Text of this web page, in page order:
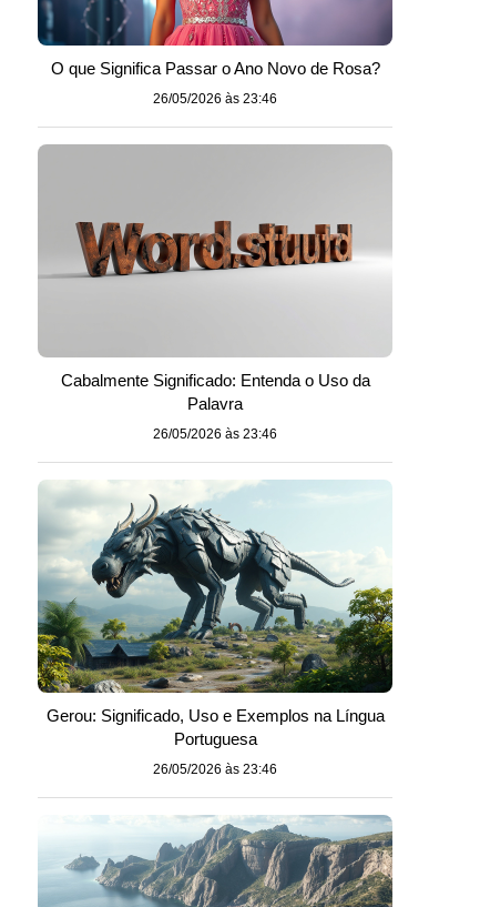
O que Significa Passar o Ano Novo de Rosa?
26/05/2026 às 23:46
Cabalmente Significado: Entenda o Uso da
Palavra
26/05/2026 às 23:46
Gerou: Significado, Uso e Exemplos na Língua
Portuguesa
26/05/2026 às 23:46